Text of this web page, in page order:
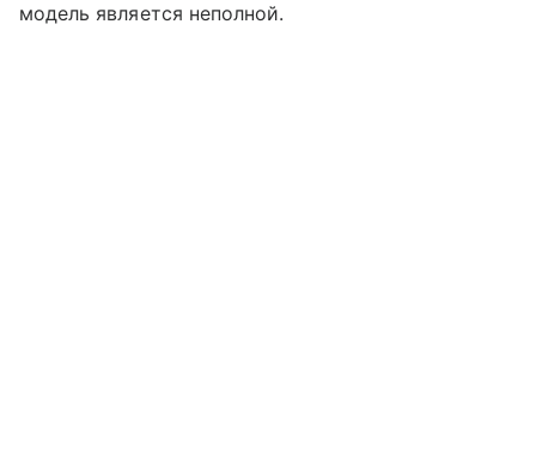
модель является неполной.